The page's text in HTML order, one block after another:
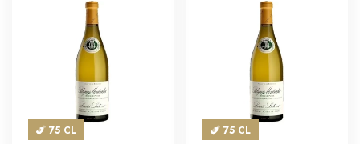
75 CL 75 CL